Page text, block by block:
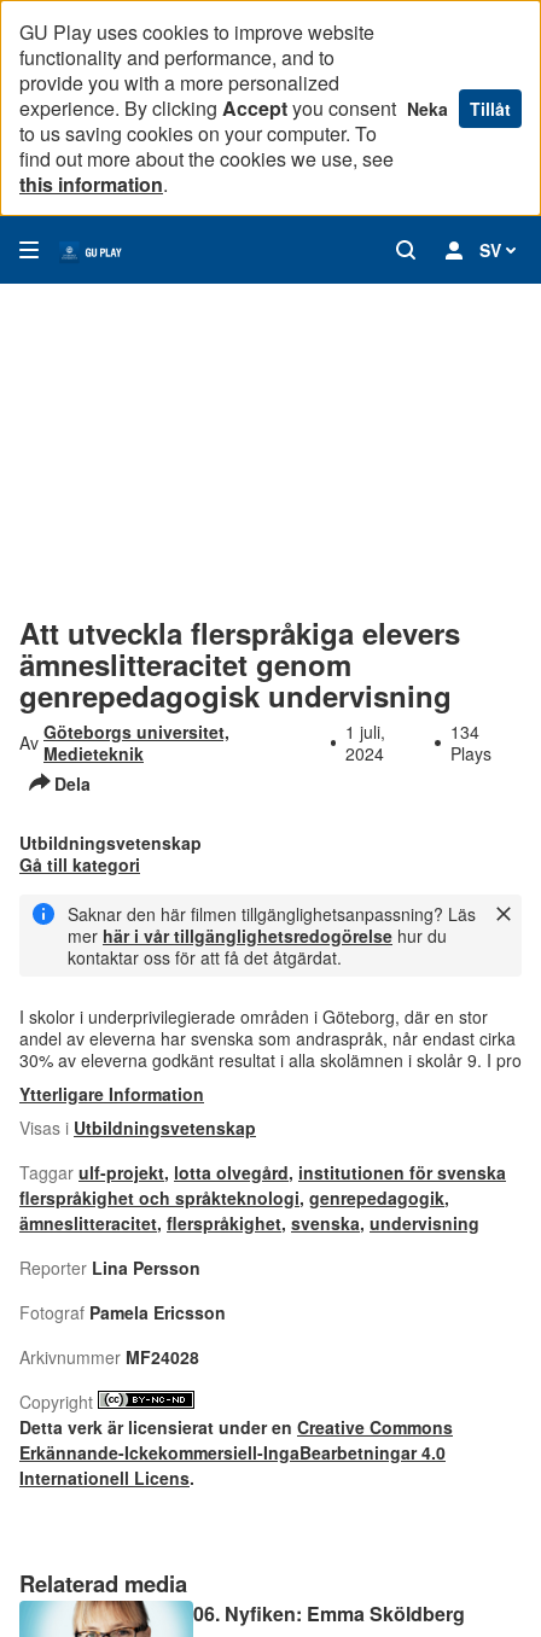
GU Play uses cookies to improve website
functionality and performance, and to
provide you with a more personalized
experience. By clicking Acceptyou consent
to us saving cookies on your computer. To
find out more about the cookies we use, see
this information.
Neka Tillåt
SV
Relaterad media
06. Nyfiken: Emma Sköldberg
Att utveckla flerspråkiga elevers
ämneslitteracitet genom
genrepedagogisk undervisning
Av Göteborgs universitet,
Medieteknik
1 juli,
2024
134
Plays
Dela
Utbildningsvetenskap
Gå till kategori
Saknar den här filmen tillgänglighetsanpassning? Läs
mer här i vår tillgänglighetsredogörelse hur du
kontaktar oss för att få det åtgärdat.
I skolor i underprivilegierade områden i Göteborg, där en stor
andel av eleverna har svenska som andraspråk, når endast cirka
30% av eleverna godkänt resultat i alla skolämnen i skolår 9. I pro
Ytterligare Information
Visas i Utbildningsvetenskap
Taggar ulf-projekt, lotta olvegård, institutionen för svenska
flerspråkighet och språkteknologi, genrepedagogik,
ämneslitteracitet, flerspråkighet, svenska, undervisning
Reporter Lina Persson
Fotograf Pamela Ericsson
Arkivnummer MF24028
Copyright
Detta verk är licensierat under en Creative Commons
Erkännande-Ickekommersiell-IngaBearbetningar 4.0
Internationell Licens.